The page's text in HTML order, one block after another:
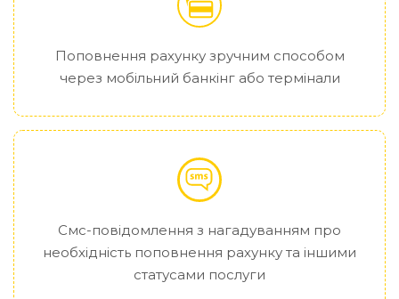
Поповнення рахунку зручним способом
через мобільний банкінг або термінали
Смс-повідомлення з нагадуванням про
необхідність поповнення рахунку та іншими
статусами послуги